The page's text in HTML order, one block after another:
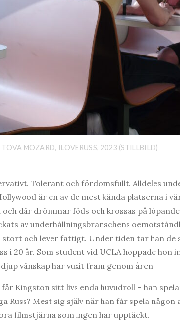
TOVA MOZARD, ILOVERUSS, 2023 (STILLBILD)
Tolerant och fördomsfullt. Alldeles
är en av de mest kända platserna i
där drömmar föds och krossas på
av underhållningsbranschens
och lever fattigt. Under tiden tar han de
i 20 år. Som student vid UCLA hoppade hon
vänskap har vuxit fram genom åren.
får Kingston sitt livs enda huvudroll – han
Russ? Mest sig själv när han får spela någon
filmstjärna som ingen har upptäckt.